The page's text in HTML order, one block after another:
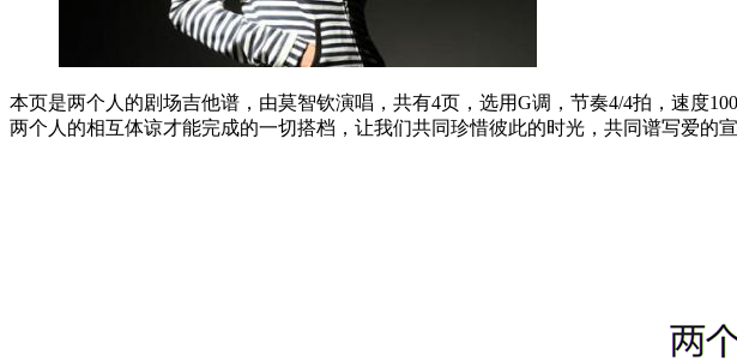
本页是两个人的剧场吉他谱，由莫智钦演唱，共有4页，选用G调，节奏4/4拍，速度
两个人的相互体谅才能完成的一切搭档，让我们共同珍惜彼此的时光，共同谱写爱的宣